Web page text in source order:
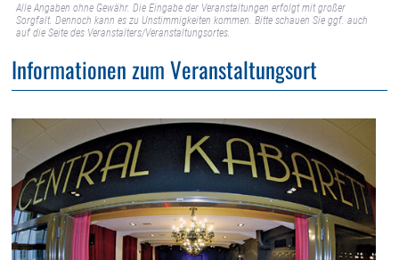
Alle Angaben ohne Gewähr. Die Eingabe der Veranstaltungen erfolgt mit großer
Sorgfalt. Dennoch kann es zu Unstimmigkeiten kommen. Bitte schauen Sie ggf. auch
auf die Seite des Veranstalters/Veranstaltungsortes.
Informationen zum Veranstaltungsort